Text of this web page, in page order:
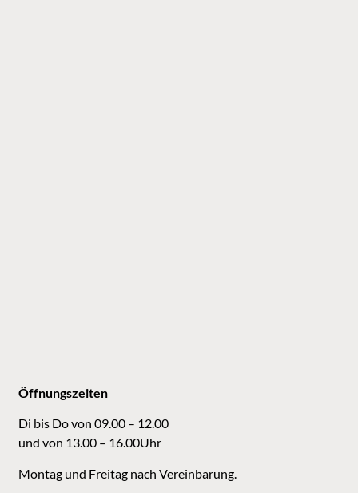
Öffnungszeiten
Di bis Do von 09.00 – 12.00
und von 13.00 – 16.00Uhr
Montag und Freitag nach Vereinbarung.